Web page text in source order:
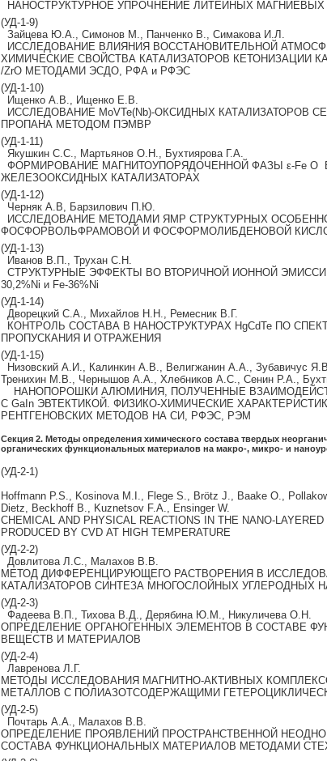
НАНОСТРУКТУРНОЕ УПРОЧНЕНИЕ ЛИТЕЙНЫХ МАГНИЕВЫХ
(УД‐1‐9)
Зайцева Ю.А., Симонов М., Панченко В., Симакова И.Л.
ИССЛЕДОВАНИЕ ВЛИЯНИЯ ВОССТАНОВИТЕЛЬНОЙ
ХИМИЧЕСКИЕ СВОЙСТВА КАТАЛИЗАТОРОВ КЕТОНИЗАЦИИ
/ZrO МЕТОДАМИ ЭСДО, РФА и РФЭС
(УД‐1‐10)
Ищенко А.В., Ищенко Е.В.
ИССЛЕДОВАНИЕ MoVTe(Nb)‐ОКСИДНЫХ КАТАЛИЗАТОРОВ
ПРОПАНА МЕТОДОМ ПЭМВР
(УД‐1‐11)
Якушкин С.С., Мартьянов О.Н., Бухтиярова Г.А.
ФОРМИРОВАНИЕ МАГНИТОУПОРЯДОЧЕННОЙ ФАЗЫ ε‐Fe O
ЖЕЛЕЗООКСИДНЫХ КАТАЛИЗАТОРАХ
(УД‐1‐12)
Черняк А.В, Барзилович П.Ю.
ИССЛЕДОВАНИЕ МЕТОДАМИ ЯМР СТРУКТУРНЫХ
ФОСФОРВОЛЬФРАМОВОЙ И ФОСФОРМОЛИБДЕНОВОЙ
(УД‐1‐13)
Иванов В.П., Трухан С.Н.
СТРУКТУРНЫЕ ЭФФЕКТЫ ВО ВТОРИЧНОЙ ИОННОЙ
30,2%Ni и Fe‐36%Ni
(УД‐1‐14)
Дворецкий С.А., Михайлов Н.Н., Ремесник В.Г.
КОНТРОЛЬ СОСТАВА В НАНОСТРУКТУРАХ HgCdTe ПО
ПРОПУСКАНИЯ И ОТРАЖЕНИЯ
(УД‐1‐15)
Низовский А.И., Калинкин А.В., Велигжанин А.А., Зубавичус
Тренихин М.В., Чернышов А.А., Хлебников А.С., Сенин Р.А.,
НАНОПОРОШКИ АЛЮМИНИЯ, ПОЛУЧЕННЫЕ
С GаIn ЭВТЕКТИКОЙ. ФИЗИКО‐ХИМИЧЕСКИЕ
РЕНТГЕНОВСКИХ МЕТОДОВ НА СИ, РФЭС, РЭМ
Секция 2. Методы определения химического состава твердых
органических функциональных материалов на макро‐, микро‐ и
(УД‐2‐1)
Hoffmann P.S., Kosinova M.I., Flege S., Brötz J., Baake O.,
Dietz, Beckhoff B., Kuznetsov F.A., Ensinger W.
СHEMICAL AND PHYSICAL REACTIONS IN THE
PRODUCED BY CVD AT HIGH TEMPERATURE
(УД‐2‐2)
Довлитова Л.С., Малахов В.В.
МЕТОД ДИФФЕРЕНЦИРУЮЩЕГО РАСТВОРЕНИЯ В
КАТАЛИЗАТОРОВ СИНТЕЗА МНОГОСЛОЙНЫХ УГЛЕРОДНЫХ
(УД‐2‐3)
Фадеева В.П., Тихова В.Д., Дерябина Ю.М., Никуличева О.Н.
ОПРЕДЕЛЕНИЕ ОРГАНОГЕННЫХ ЭЛЕМЕНТОВ В СОСТАВЕ
ВЕЩЕСТВ И МАТЕРИАЛОВ
(УД‐2‐4)
Лавренова Л.Г.
МЕТОДЫ ИССЛЕДОВАНИЯ МАГНИТНО‐АКТИВНЫХ
МЕТАЛЛОВ С ПОЛИАЗОТСОДЕРЖАЩИМИ
(УД‐2‐5)
Почтарь А.А., Малахов В.В.
ОПРЕДЕЛЕНИЕ ПРОЯВЛЕНИЙ ПРОСТРАНСТВЕННОЙ
СОСТАВА ФУНКЦИОНАЛЬНЫХ МАТЕРИАЛОВ МЕТОДАМИ